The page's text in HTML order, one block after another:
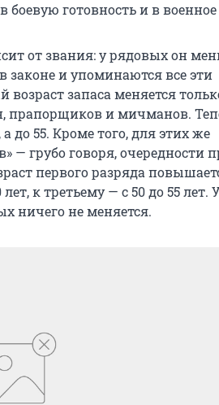
готовность и в
от звания: у рядовых он
законе и упоминаются все эти
запаса меняется
прапорщиков и мичманов.
до 55. Кроме того, для этих же
— грубо говоря, очередности
первого разряда
к третьему — с 50 до 55 лет.
ничего не меняется.